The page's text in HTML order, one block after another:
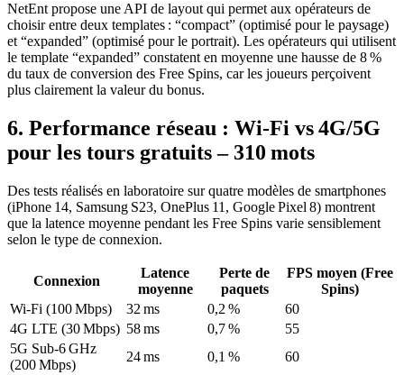
NetEnt propose une API de layout qui permet aux opérateurs de
choisir entre deux templates : “compact” (optimisé pour le paysage)
et “expanded” (optimisé pour le portrait). Les opérateurs qui utilisent
le template “expanded” constatent en moyenne une hausse de 8 %
du taux de conversion des Free Spins, car les joueurs perçoivent
plus clairement la valeur du bonus.
6. Performance réseau : Wi‑Fi vs 4G/5G
pour les tours gratuits – 310 mots
Des tests réalisés en laboratoire sur quatre modèles de smartphones
(iPhone 14, Samsung S23, OnePlus 11, Google Pixel 8) montrent
que la latence moyenne pendant les Free Spins varie sensiblement
selon le type de connexion.
Connexion
Latence
moyenne
Perte de
paquets
FPS moyen (Free
Spins)
Wi‑Fi (100 Mbps)
32 ms 0,2 %
60
4G LTE (30 Mbps) 58 ms 0,7 %
55
5G Sub‑6 GHz
(200 Mbps)
24 ms 0,1 %
60